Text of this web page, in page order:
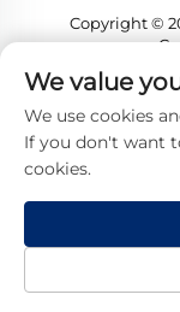
Copyright ©
HOMEPAGE
We value
We use cookies
If you don't want
cookies.